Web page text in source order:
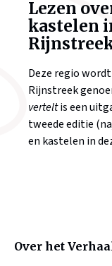
Lezen
kastelen
Deze regio
Rijnstreek
verteltis een
tweede editie
en kastelen in
Over het